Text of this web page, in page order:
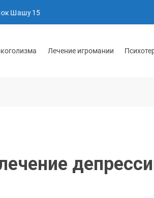
Шашу 15
Лечение игромании